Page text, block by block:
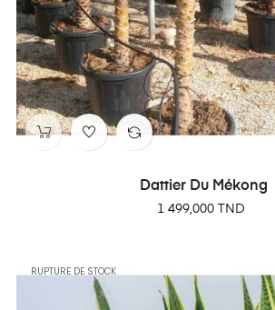
Dattier Du Mékong
Prix
1 499,000 TND
RUPTURE DE STOCK